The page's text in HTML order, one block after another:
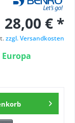
28,00 € *
zzgl. Versandkosten